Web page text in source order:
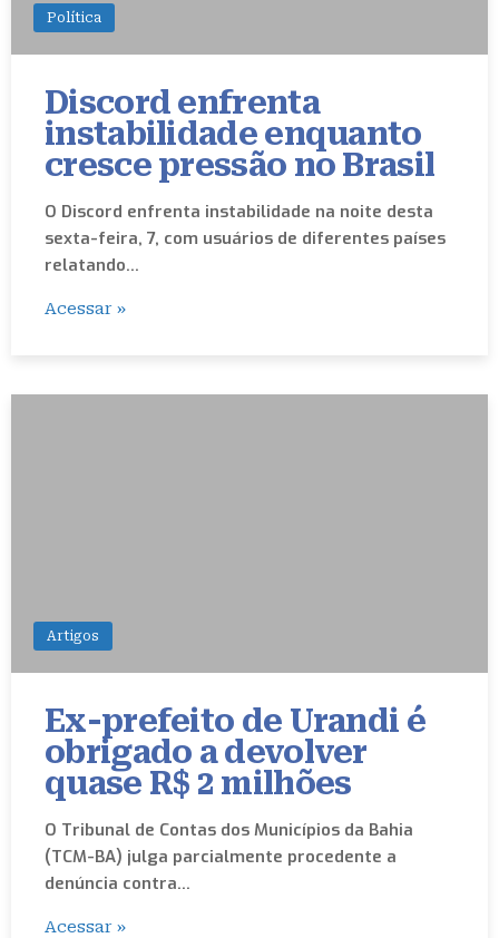
Política
Discord enfrenta
instabilidade enquanto
cresce pressão no Brasil
O Discord enfrenta instabilidade na noite desta
sexta-feira, 7, com usuários de diferentes países
relatando…
Acessar »
Artigos
Ex-prefeito de Urandi é
obrigado a devolver
quase R$ 2 milhões
O Tribunal de Contas dos Municípios da Bahia
(TCM-BA) julga parcialmente procedente a
denúncia contra…
Acessar »